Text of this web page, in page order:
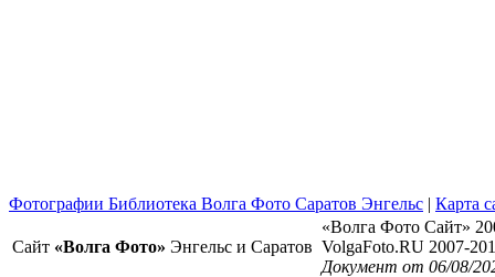
Фотографии Библиотека Волга Фото Саратов Энгельс | Карта
Сайт «Волга Фото» Энгельс и Саратов
«Волга Фото Сайт»
VolgaFoto.RU 2007-
Документ от 06/08/